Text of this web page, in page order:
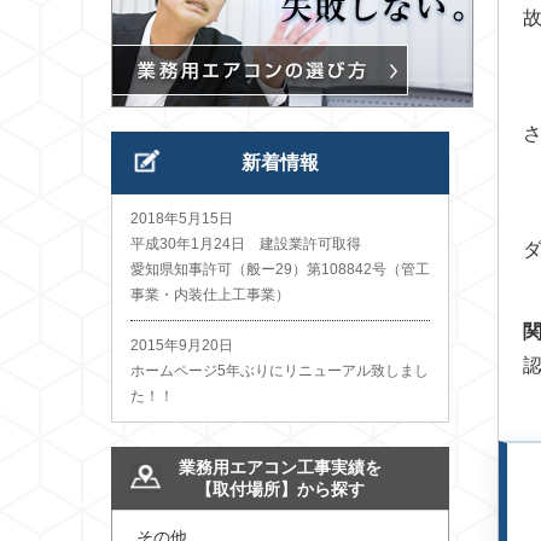
新着情報
2018年5月15日
平成30年1月24日 建設業許可取得
愛知県知事許可（般ー29）第108842号（管工
事業・内装仕上工事業）
2015年9月20日
ホームページ5年ぶりにリニューアル致しまし
た！！
業務用エアコン工事実績を
【取付場所】から探す